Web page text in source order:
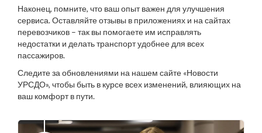
Наконец, помните, что ваш опыт важен для улучшения
сервиса. Оставляйте отзывы в приложениях и на сайтах
перевозчиков – так вы помогаете им исправлять
недостатки и делать транспорт удобнее для всех
пассажиров.
Следите за обновлениями на нашем сайте «Новости
УРСДО», чтобы быть в курсе всех изменений, влияющих на
ваш комфорт в пути.